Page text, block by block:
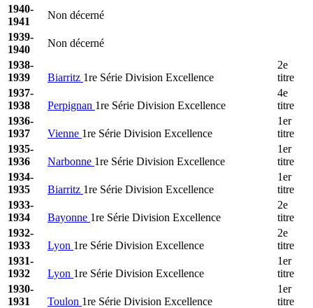
1940-
1941
Non décerné
1939-
1940
Non décerné
1938-
1939
Biarritz 1re Série Division Excellence
2e
titre
1937-
1938
Perpignan 1re Série Division Excellence
4e
titre
1936-
1937
Vienne 1re Série Division Excellence
1er
titre
1935-
1936
Narbonne 1re Série Division Excellence
1er
titre
1934-
1935
Biarritz 1re Série Division Excellence
1er
titre
1933-
1934
Bayonne 1re Série Division Excellence
2e
titre
1932-
1933
Lyon 1re Série Division Excellence
2e
titre
1931-
1932
Lyon 1re Série Division Excellence
1er
titre
1930-
1931
Toulon 1re Série Division Excellence
1er
titre